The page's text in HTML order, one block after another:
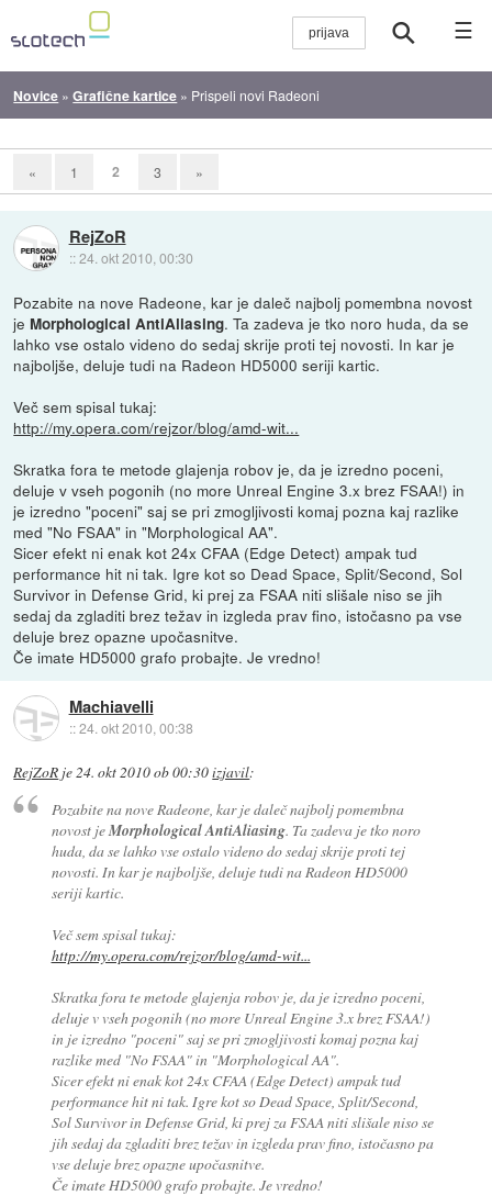
☰
Novice »Grafične kartice » Prispeli novi Radeoni
« 1 2 3 »
RejZoR
::24. okt 2010, 00:30
Pozabite na nove Radeone, kar je daleč najbolj pomembna novost
je Morphological AntiAliasing. Ta zadeva je tko noro huda, da se
lahko vse ostalo videno do sedaj skrije proti tej novosti. In kar je
najboljše, deluje tudi na Radeon HD5000 seriji kartic.
Več sem spisal tukaj:
http://my.opera.com/rejzor/blog/amd-wit...
Skratka fora te metode glajenja robov je, da je izredno poceni,
deluje v vseh pogonih (no more Unreal Engine 3.x brez FSAA!) in
je izredno "poceni" saj se pri zmogljivosti komaj pozna kaj razlike
med "No FSAA" in "Morphological AA".
Sicer efekt ni enak kot 24x CFAA (Edge Detect) ampak tud
performance hit ni tak. Igre kot so Dead Space, Split/Second, Sol
Survivor in Defense Grid, ki prej za FSAA niti slišale niso se jih
sedaj da zgladiti brez težav in izgleda prav fino, istočasno pa vse
deluje brez opazne upočasnitve.
Če imate HD5000 grafo probajte. Je vredno!
Machiavelli
::24. okt 2010, 00:38
RejZoR je24. okt 2010 ob 00:30izjavil:
Pozabite na nove Radeone, kar je daleč najbolj pomembna
novost jeMorphological AntiAliasing. Ta zadeva je tko noro
huda, da se lahko vse ostalo videno do sedaj skrije proti tej
novosti. In kar je najboljše, deluje tudi na Radeon HD5000
seriji kartic.
Več sem spisal tukaj:
http://my.opera.com/rejzor/blog/amd-wit...
Skratka fora te metode glajenja robov je, da je izredno poceni,
deluje v vseh pogonih (no more Unreal Engine 3.x brez FSAA!)
in je izredno "poceni" saj se pri zmogljivosti komaj pozna kaj
razlike med "No FSAA" in "Morphological AA".
Sicer efekt ni enak kot 24x CFAA (Edge Detect) ampak tud
performance hit ni tak. Igre kot so Dead Space, Split/Second,
Sol Survivor in Defense Grid, ki prej za FSAA niti slišale niso se
jih sedaj da zgladiti brez težav in izgleda prav fino, istočasno pa
vse deluje brez opazne upočasnitve.
Če imate HD5000 grafo probajte. Je vredno!